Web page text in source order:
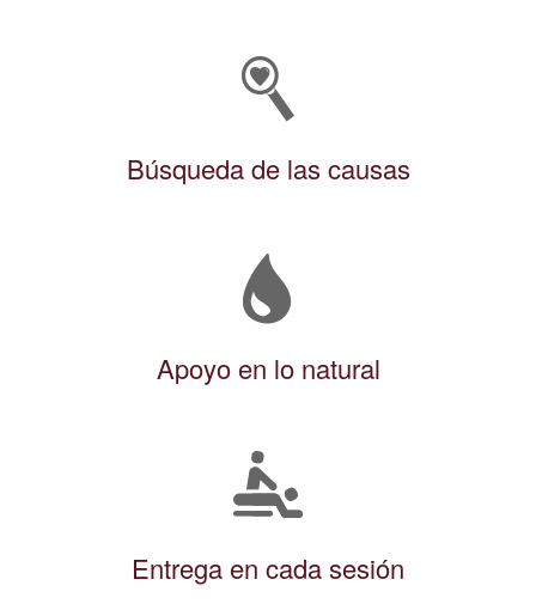
Búsqueda de las causas
Apoyo en lo natural
Entrega en cada sesión